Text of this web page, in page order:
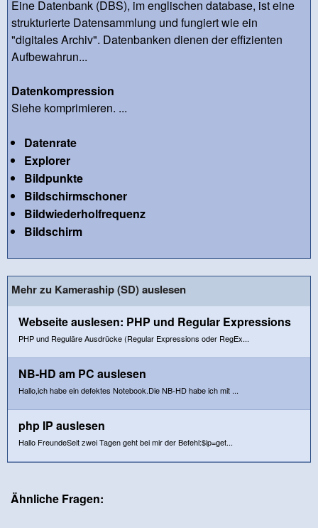
Eine Datenbank (DBS), im englischen database, ist eine
strukturierte Datensammlung und fungiert wie ein
"digitales Archiv". Datenbanken dienen der effizienten
Aufbewahrun...
Datenkompression
Siehe komprimieren. ...
Datenrate
Explorer
Bildpunkte
Bildschirmschoner
Bildwiederholfrequenz
Bildschirm
Mehr zu Kameraship (SD) auslesen
Webseite auslesen: PHP und Regular Expressions
PHP und Reguläre Ausdrücke (Regular Expressions oder RegEx...
NB-HD am PC auslesen
Hallo,ich habe ein defektes Notebook.Die NB-HD habe ich mit ...
php IP auslesen
Hallo FreundeSeit zwei Tagen geht bei mir der Befehl:$ip=get...
Ähnliche Fragen: